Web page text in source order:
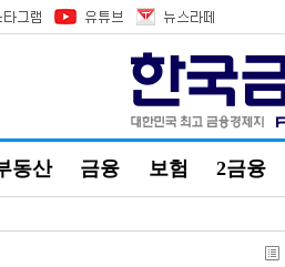
동산 금융 보험 2금융